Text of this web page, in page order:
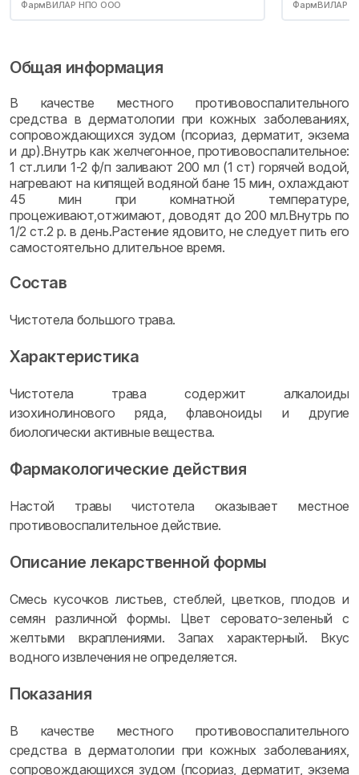
ФармВИЛАР НПО ООО ФармВИЛАР
Общая информация
В качестве местного противовоспалительного
средства в дерматологии при кожных заболеваниях,
сопровождающихся зудом (псориаз, дерматит, экзема
и др).Внутрь как желчегонное, противовоспалительное:
1 ст.л.или 1-2 ф/п заливают 200 мл (1 ст) горячей водой,
нагревают на кипящей водяной бане 15 мин, охлаждают
45 мин при комнатной температуре,
процеживают,отжимают, доводят до 200 мл.Внутрь по
1/2 ст.2 р. в день.Растение ядовито, не следует пить его
самостоятельно длительное время.
Состав
Чистотела большого трава.
Характеристика
Чистотела трава содержит алкалоиды
изохинолинового ряда, флавоноиды и другие
биологически активные вещества.
Фармакологические действия
Настой травы чистотела оказывает местное
противовоспалительное действие.
Описание лекарственной формы
Смесь кусочков листьев, стеблей, цветков, плодов и
семян различной формы. Цвет серовато-зеленый с
желтыми вкраплениями. Запах характерный. Вкус
водного извлечения не определяется.
Показания
В качестве местного противовоспалительного
средства в дерматологии при кожных заболеваниях,
сопровождающихся зудом (псориаз, дерматит, экзема